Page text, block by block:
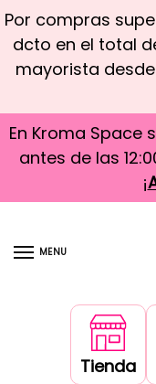
Por compras
dcto en el total
mayorista desde
En Kroma Space
antes de las
¡
MENU
Tienda